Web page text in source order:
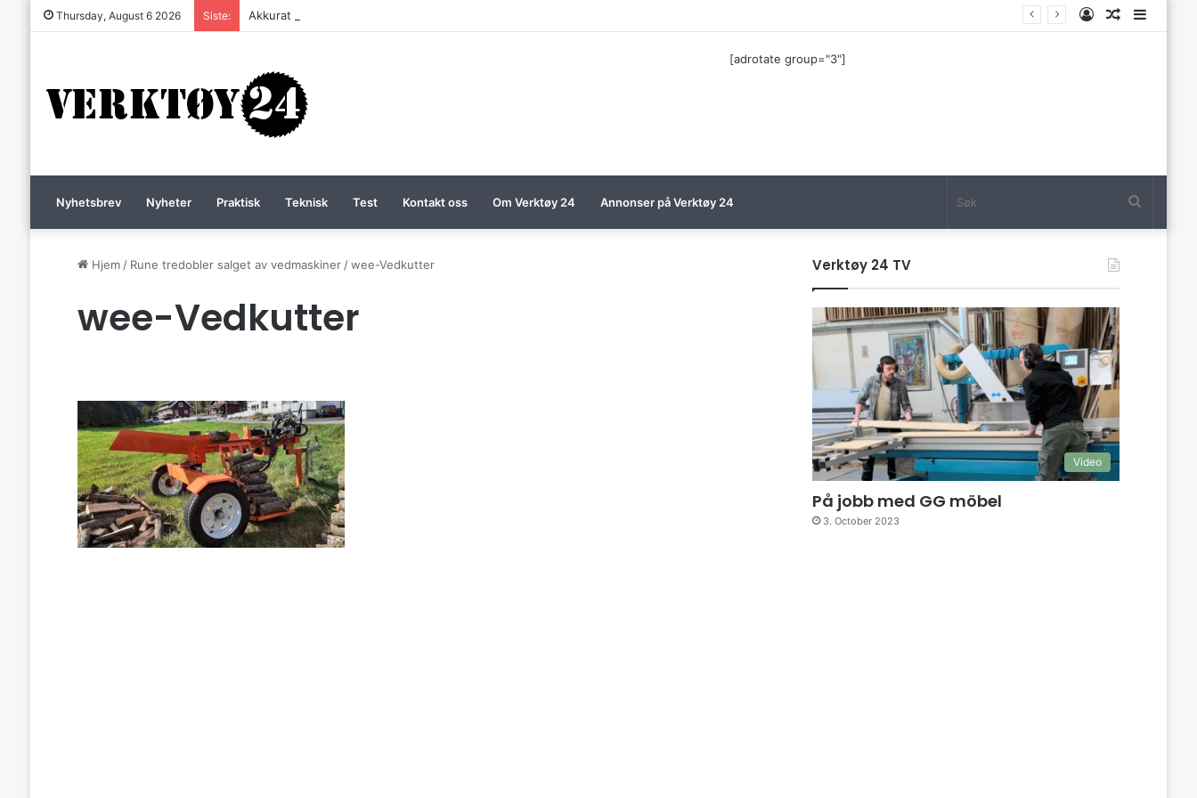
Thursday, August 6 2026 Siste: Akkurat nå er batteri-bordsaga til Festool billigere Sidebar
Tilfeldig
Log
[adrotate group="3"]
Nyhetsbrev Nyheter Praktisk Teknisk Test Kontakt oss Om Verktøy 24 Annonser på Verktøy 24
Hjem / Rune tredobler salget av vedmaskiner /wee-Vedkutter
wee-Vedkutter
Verktøy 24 TV
Video
På jobb med GG möbel
3. October 2023